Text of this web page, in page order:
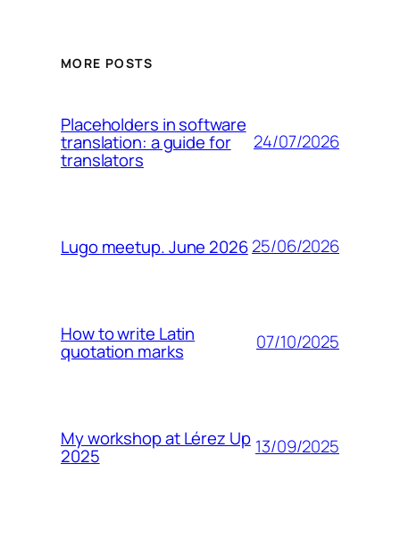
MORE POSTS
Placeholders in software
translation: a guide for
translators
24/07/2026
Lugo meetup. June 202625/06/2026
How to write Latin
quotation marks 07/10/2025
My workshop at Lérez Up
2025 13/09/2025